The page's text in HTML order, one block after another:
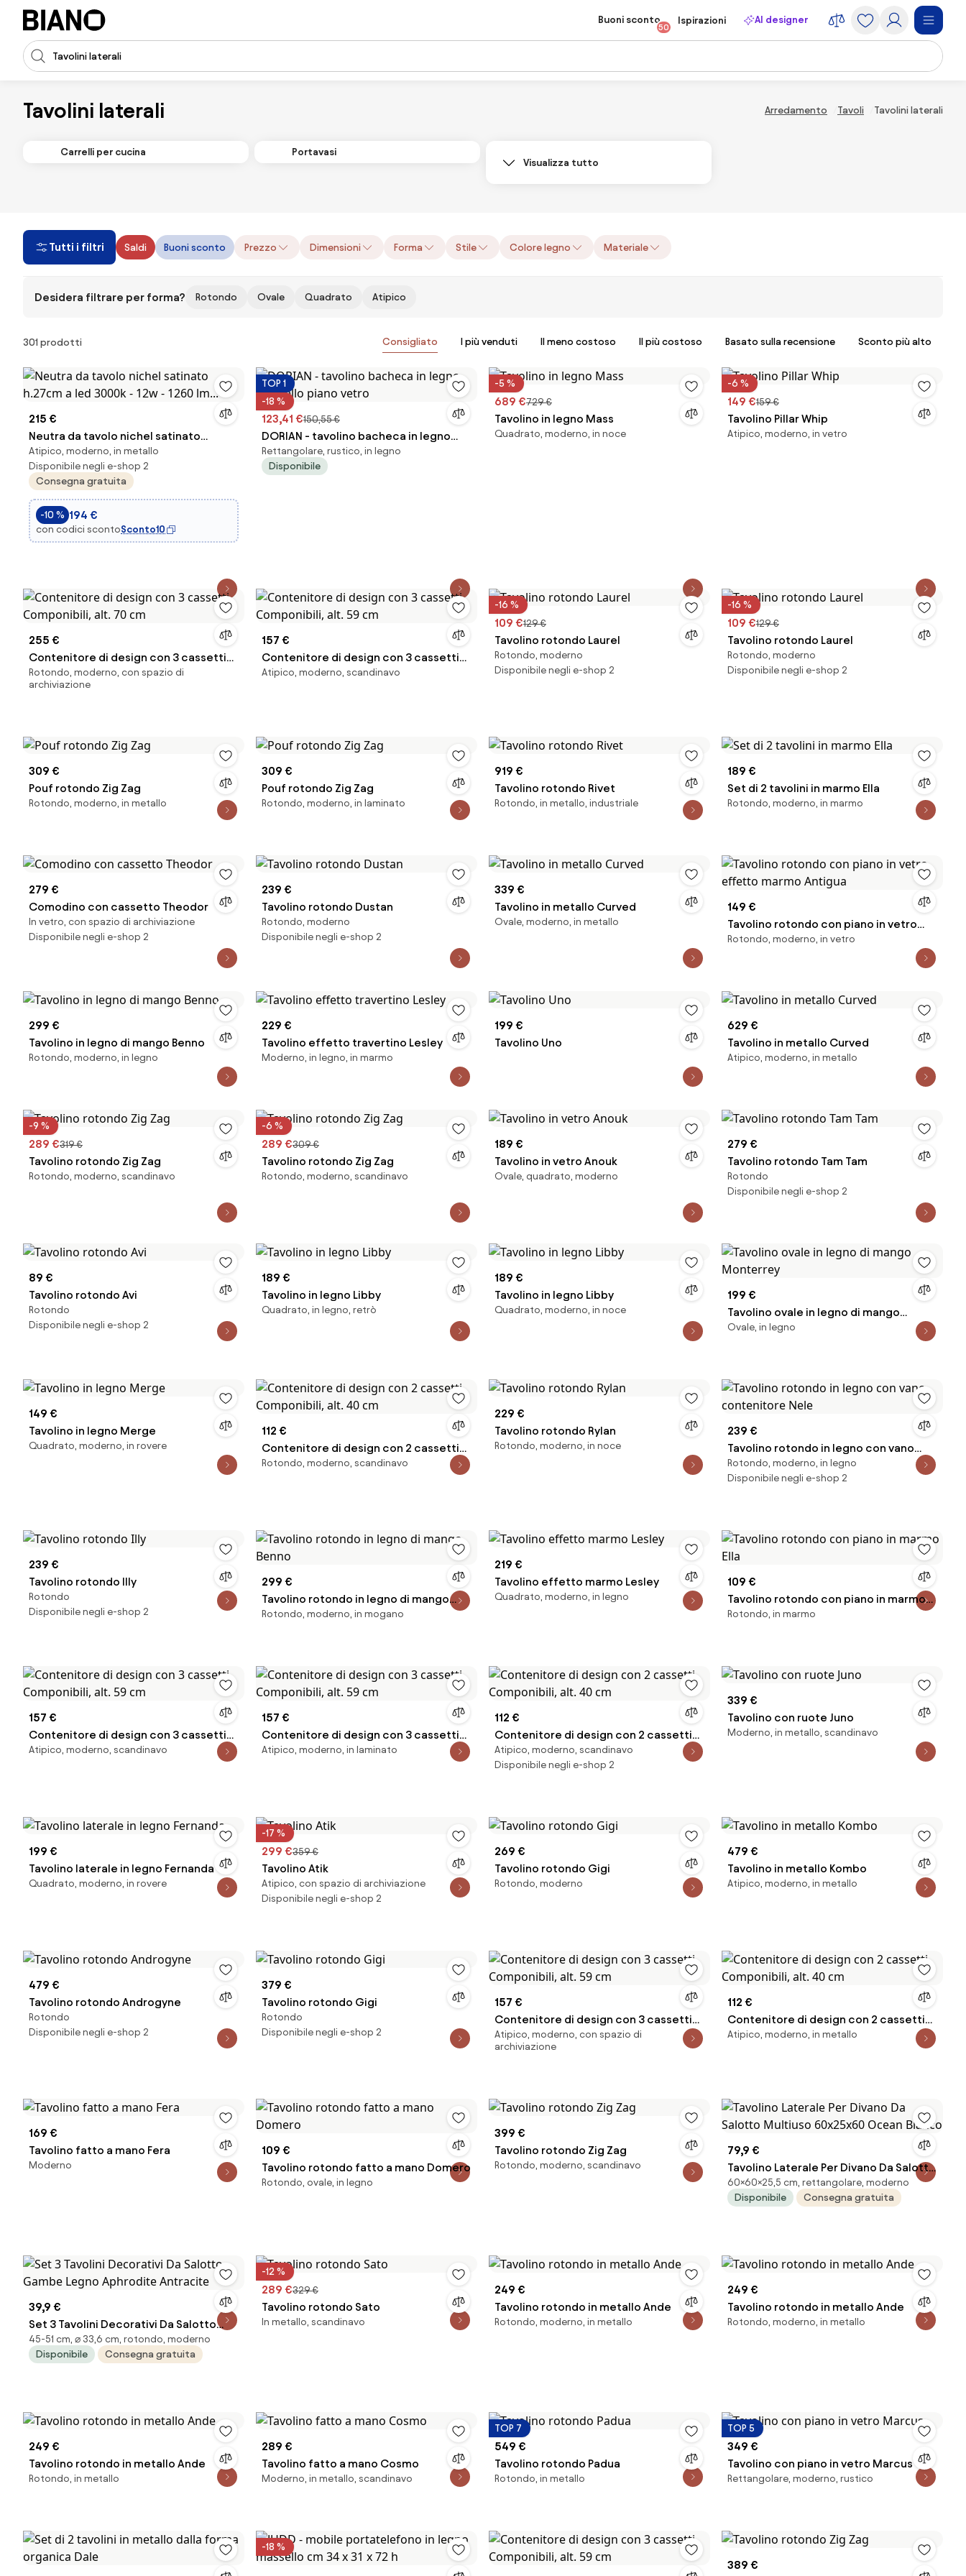
Salta la navigazione, vai al contenuto
Input della ricerca
Buoni sconto
50
Ispirazioni AI designer
Tavolini laterali Arredamento Tavoli Tavolini laterali
Carrelli per cucina
Portavasi
Visualizza tutto
Tutti i filtri Saldi Buoni sconto Prezzo Dimensioni Forma Stile Colore legno Materiale
Desidera filtrare per forma? Rotondo Ovale Quadrato Atipico
Prodotti
301 prodotti Consigliato I più venduti Il meno costoso Il più costoso Basato sulla recensione Sconto più alto
215 €
Neutra da tavolo nichel satinato
h.27cm a led 3000k - 12w - 1260 lm...
Atipico, moderno, in metallo
Disponibile negli e-shop 2
Consegna gratuita
-10 % 194 €
con codici scontoSconto10
TOP 1
-18 %
123,41 €150,55 €
DORIAN - tavolino bacheca in legno
massello piano vetro
Rettangolare, rustico, in legno
Disponibile
-5 %
689 €729 €
Tavolino in legno Mass
Quadrato, moderno, in noce
-6 %
149 €159 €
Tavolino Pillar Whip
Atipico, moderno, in vetro
255 €
Contenitore di design con 3 cassetti
Componibili, alt. 70 cm
Rotondo, moderno, con spazio di
archiviazione
157 €
Contenitore di design con 3 cassetti
Componibili, alt. 59 cm
Atipico, moderno, scandinavo
-16 %
109 €129 €
Tavolino rotondo Laurel
Rotondo, moderno
Disponibile negli e-shop 2
-16 %
109 €129 €
Tavolino rotondo Laurel
Rotondo, moderno
Disponibile negli e-shop 2
309 €
Pouf rotondo Zig Zag
Rotondo, moderno, in metallo
309 €
Pouf rotondo Zig Zag
Rotondo, moderno, in laminato
919 €
Tavolino rotondo Rivet
Rotondo, in metallo, industriale
189 €
Set di 2 tavolini in marmo Ella
Rotondo, moderno, in marmo
279 €
Comodino con cassetto Theodor
In vetro, con spazio di archiviazione
Disponibile negli e-shop 2
239 €
Tavolino rotondo Dustan
Rotondo, moderno
Disponibile negli e-shop 2
339 €
Tavolino in metallo Curved
Ovale, moderno, in metallo
149 €
Tavolino rotondo con piano in vetro
effetto marmo Antigua
Rotondo, moderno, in vetro
299 €
Tavolino in legno di mango Benno
Rotondo, moderno, in legno
229 €
Tavolino effetto travertino Lesley
Moderno, in legno, in marmo
199 €
Tavolino Uno
629 €
Tavolino in metallo Curved
Atipico, moderno, in metallo
-9 %
289 €319 €
Tavolino rotondo Zig Zag
Rotondo, moderno, scandinavo
-6 %
289 €309 €
Tavolino rotondo Zig Zag
Rotondo, moderno, scandinavo
189 €
Tavolino in vetro Anouk
Ovale, quadrato, moderno
279 €
Tavolino rotondo Tam Tam
Rotondo
Disponibile negli e-shop 2
89 €
Tavolino rotondo Avi
Rotondo
Disponibile negli e-shop 2
189 €
Tavolino in legno Libby
Quadrato, in legno, retrò
189 €
Tavolino in legno Libby
Quadrato, moderno, in noce
199 €
Tavolino ovale in legno di mango
Monterrey
Ovale, in legno
149 €
Tavolino in legno Merge
Quadrato, moderno, in rovere
112 €
Contenitore di design con 2 cassetti
Componibili, alt. 40 cm
Rotondo, moderno, scandinavo
229 €
Tavolino rotondo Rylan
Rotondo, moderno, in noce
239 €
Tavolino rotondo in legno con vano
contenitore Nele
Rotondo, moderno, in legno
Disponibile negli e-shop 2
239 €
Tavolino rotondo Illy
Rotondo
Disponibile negli e-shop 2
299 €
Tavolino rotondo in legno di mango
Benno
Rotondo, moderno, in mogano
219 €
Tavolino effetto marmo Lesley
Quadrato, moderno, in legno
109 €
Tavolino rotondo con piano in marmo
Ella
Rotondo, in marmo
157 €
Contenitore di design con 3 cassetti
Componibili, alt. 59 cm
Atipico, moderno, scandinavo
157 €
Contenitore di design con 3 cassetti
Componibili, alt. 59 cm
Atipico, moderno, in laminato
112 €
Contenitore di design con 2 cassetti
Componibili, alt. 40 cm
Atipico, moderno, scandinavo
Disponibile negli e-shop 2
339 €
Tavolino con ruote Juno
Moderno, in metallo, scandinavo
199 €
Tavolino laterale in legno Fernanda
Quadrato, moderno, in rovere
-17 %
299 €359 €
Tavolino Atik
Atipico, con spazio di archiviazione
Disponibile negli e-shop 2
269 €
Tavolino rotondo Gigi
Rotondo, moderno
479 €
Tavolino in metallo Kombo
Atipico, moderno, in metallo
479 €
Tavolino rotondo Androgyne
Rotondo
Disponibile negli e-shop 2
379 €
Tavolino rotondo Gigi
Rotondo
Disponibile negli e-shop 2
157 €
Contenitore di design con 3 cassetti
Componibili, alt. 59 cm
Atipico, moderno, con spazio di
archiviazione
112 €
Contenitore di design con 2 cassetti
Componibili, alt. 40 cm
Atipico, moderno, in metallo
169 €
Tavolino fatto a mano Fera
Moderno
109 €
Tavolino rotondo fatto a mano Domero
Rotondo, ovale, in legno
399 €
Tavolino rotondo Zig Zag
Rotondo, moderno, scandinavo
79,9 €
Tavolino Laterale Per Divano Da Salotto
Multiuso 60x25x60 Ocean Bianco
60×60×25,5 cm, rettangolare, moderno
Disponibile
Consegna gratuita
39,9 €
Set 3 Tavolini Decorativi Da Salotto
Gambe Legno Aphrodite Antracite
45-51 cm, ⌀ 33,6 cm, rotondo, moderno
Disponibile
Consegna gratuita
-12 %
289 €329 €
Tavolino rotondo Sato
In metallo, scandinavo
249 €
Tavolino rotondo in metallo Ande
Rotondo, moderno, in metallo
249 €
Tavolino rotondo in metallo Ande
Rotondo, moderno, in metallo
249 €
Tavolino rotondo in metallo Ande
Rotondo, in metallo
289 €
Tavolino fatto a mano Cosmo
Moderno, in metallo, scandinavo
TOP 7
549 €
Tavolino rotondo Padua
Rotondo, in metallo
TOP 5
349 €
Tavolino con piano in vetro Marcus
Rettangolare, moderno, rustico
-18 %
389 €